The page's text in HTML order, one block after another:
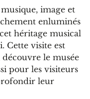
image et
enluminés
héritage musical
Cette visite est
le musée
pour les visiteurs
leur